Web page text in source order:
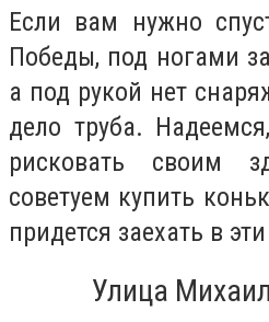
Если вам нужно
Победы, под ногами
а под рукой нет
дело труба.
рисковать своим
советуем купить
придется заехать в
Улица